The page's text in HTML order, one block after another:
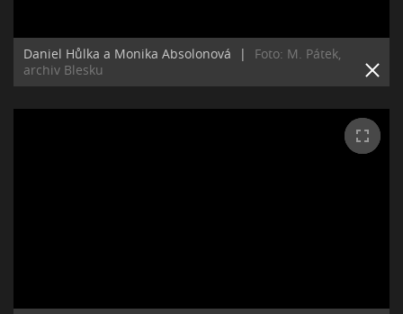
Daniel Hůlka a Monika Absolonová |
Foto: M. Pátek,
archiv Blesku